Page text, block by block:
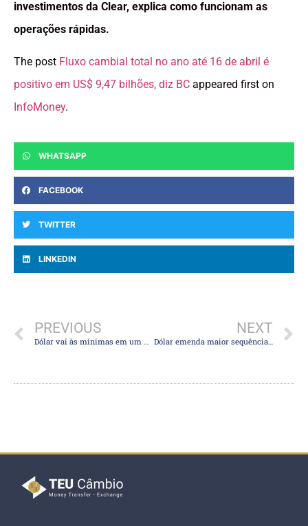
investimentos da Clear, explica como funcionam as
operações rápidas.
The post Fluxo cambial total no ano até 16 de abril é
positivo em US$ 9,47 bilhões, diz BC appeared first on
InfoMoney.
WHATSAPP
FACEBOOK
TWITTER
LINKEDIN
PREVIOUS NEXT
Dólar emenda maior sequência de baixas desde 2016 com descompressão de risco